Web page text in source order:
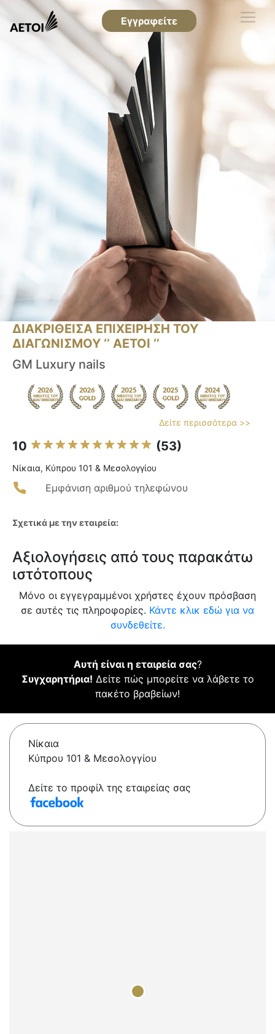
Εγγραφείτε
ΔΙΑΚΡΙΘΕΙΣΑ ΕΠΙΧΕΙΡΗΣΗ ΤΟΥ
ΔΙΑΓΩΝΙΣΜΟΥ ‘’ ΑΕΤΟΙ ‘’
GM Luxury nails
Δείτε περισσότερα >>
10 (53)
Νίκαια, Κύπρου 101 & Μεσολογγίου
Εμφάνιση αριθμού τηλεφώνου
Σχετικά με την εταιρεία:
Αξιολογήσεις από τους παρακάτω
ιστότοπους
Μόνο οι εγγεγραμμένοι χρήστες έχουν πρόσβαση
σε αυτές τις πληροφορίες. Κάντε κλικ εδώ για να
συνδεθείτε.
Αυτή είναι η εταιρεία σας?
Συγχαρητήρια! Δείτε πώς μπορείτε να λάβετε το
πακέτο βραβείων!
Νίκαια
Κύπρου 101 & Μεσολογγίου
Δείτε το προφίλ της εταιρείας σας